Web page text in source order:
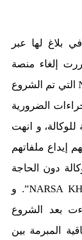
بلاغ لها عبر
إلغاء منصة
أخذ المواعيد عن بعد NARSA KHADAMAT التي تم الشروع
يونيو 2020 كأحد الإجراءات الضرورية
للوكالة، و انهت
إيداع ملفاتهم
دون الحاجة
إلى أخذ المواعيد عبر منصة “NARSA KHADAMAT”. و
بعد الشروع
المبرمة بين